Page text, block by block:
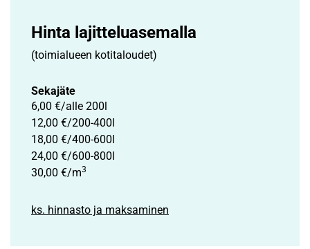
Hinta lajittelu­asemalla
(toimialueen kotitaloudet)
Sekajäte
6,00 €/alle 200l
12,00 €/200-400l
18,00 €/400-600l
24,00 €/600-800l
30,00 €/m3
ks. hinnasto ja maksaminen